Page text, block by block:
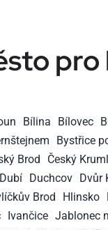
Bílina Bílovec
Bystřice
Brod Český
Dubí Duchcov Dvůr
Brod Hlinsko
Ivančice Jablonec